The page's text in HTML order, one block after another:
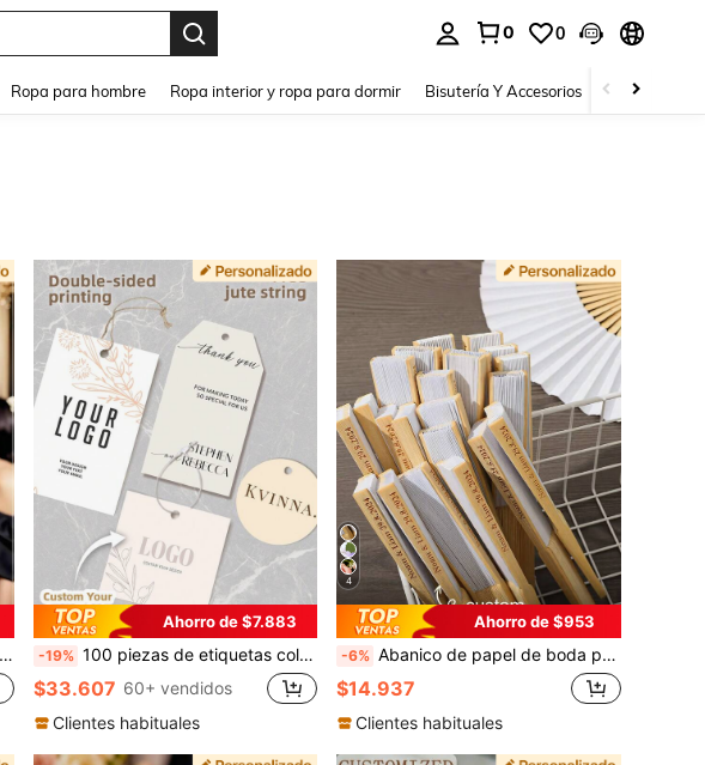
0 0
Ropa para hombre Ropa interior y ropa para dormir Bisutería Y Accesorios Zapatos
Ahorro de $7.883
-19% 100 piezas de etiquetas colgantes personalizadas, etiquetas de regalo personalizadas de doble cara, imprimir logotipo o imagen, con cuerdas de yute, para botellas, ropa, embalaje de alimentos, fiestas, aniversarios, bodas, etiquetas personalizadas para recuerdos de boda, etiquetas de agradecimiento
$33.607 60+ vendidos
Clientes habituales
4
Ahorro de $953
-6% Abanico de papel de boda personalizado y grabado, abanico de mano plegable, estilo vintage, recuerdo de fiesta de boda, regalo para dama de honor, aniversario, Día de San Valentín, Día de la Madre, cumpleaños, graduación, Navidad, suministros de boda portátiles para dama de honor, listo para regalo
$14.937
Clientes habituales